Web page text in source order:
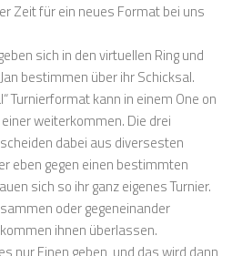
Zeit für ein neues Format bei uns
sich in den virtuellen Ring und
bestimmen über ihr Schicksal.
Turnierformat kann in einem One on
weiterkommen. Die drei
dabei aus diversesten
eben gegen einen bestimmten
sich so ihr ganz eigenes Turnier.
oder gegeneinander
ihnen überlassen.